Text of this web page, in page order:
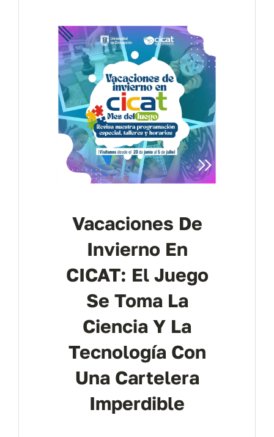
Vacaciones De
Invierno En
CICAT: El Juego
Se Toma La
Ciencia Y La
Tecnología Con
Una Cartelera
Imperdible